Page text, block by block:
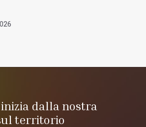
dalla nostra
territorio